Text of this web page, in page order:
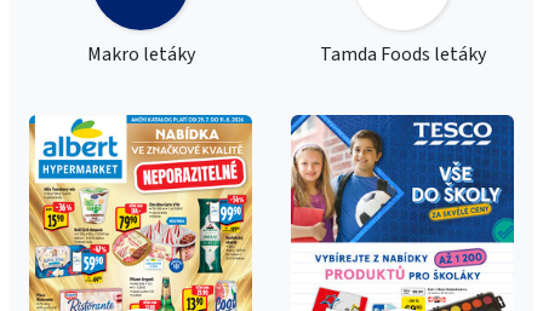
Makro letáky Tamda Foods letáky